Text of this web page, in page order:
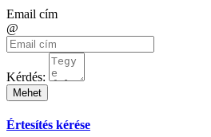
Email cím
@
Kérdés:
Mehet
Értesítés kérése